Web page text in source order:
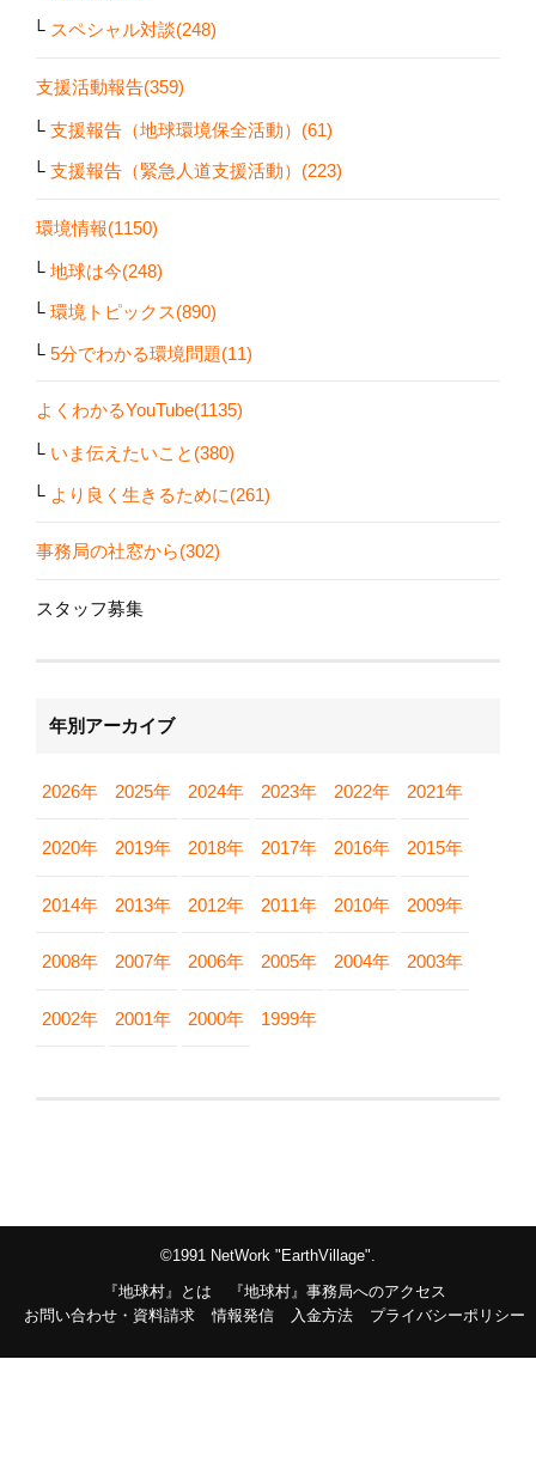
スペシャル対談(248)
支援活動報告(359)
支援報告（地球環境保全活動）(61)
支援報告（緊急人道支援活動）(223)
環境情報(1150)
地球は今(248)
環境トピックス(890)
5分でわかる環境問題(11)
よくわかるYouTube(1135)
いま伝えたいこと(380)
より良く生きるために(261)
事務局の社窓から(302)
スタッフ募集
年別アーカイブ
2026年 2025年 2024年 2023年 2022年 2021年
2020年 2019年 2018年 2017年 2016年 2015年
2014年 2013年 2012年 2011年 2010年 2009年
2008年 2007年 2006年 2005年 2004年 2003年
2002年 2001年 2000年 1999年
©1991 NetWork "EarthVillage".
『地球村』とは
『地球村』事務局へのアクセス
お問い合わせ・資料請求
情報発信 入金方法 プライバシーポリシー